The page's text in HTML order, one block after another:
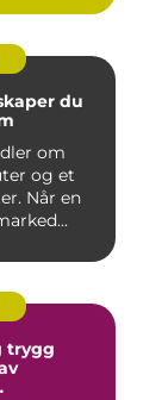
du
om
og et
Når en